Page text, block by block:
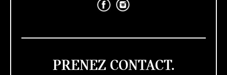
PRENEZ CONTACT.